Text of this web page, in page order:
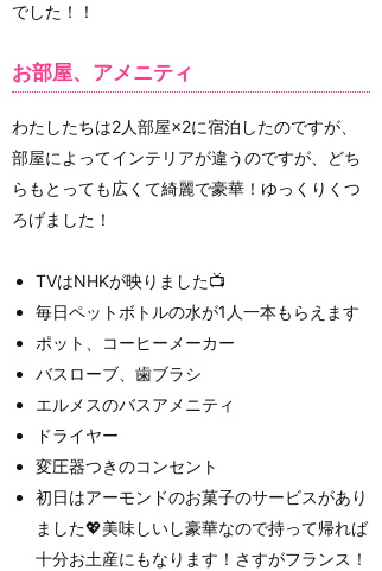
でした！！
お部屋、アメニティ
わたしたちは2人部屋×2に宿泊したのですが、
部屋によってインテリアが違うのですが、どち
らもとっても広くて綺麗で豪華！ゆっくりくつ
ろげました！
TVはNHKが映りました📺
毎日ペットボトルの水が1人一本もらえます
ポット、コーヒーメーカー
バスローブ、歯ブラシ
エルメスのバスアメニティ
ドライヤー
変圧器つきのコンセント
初日はアーモンドのお菓子のサービスがあり
ました💖美味しいし豪華なので持って帰れば
十分お土産にもなります！さすがフランス！